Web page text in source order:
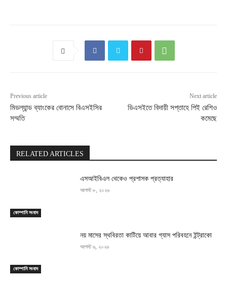
Previous article
মিডল্যান্ড ব্যাংকের বোনাসে বিএসইসির
সম্মতি
Next article
ডিএসইতে বিদায়ী সপ্তাহে পিই রেশিও
কমেছে
RELATED ARTICLES
কোম্পানি সংবাদ
এসআইবিএল থেকেও প্রশাসক প্রত্যাহার
আগস্ট ৮, ২০২৬
কোম্পানি সংবাদ
নয় মাসের স্থবিরতা কাটিয়ে আবার গ্যাস পরিবহনে ইন্ট্রাকো
আগস্ট ৬, ২০২৬